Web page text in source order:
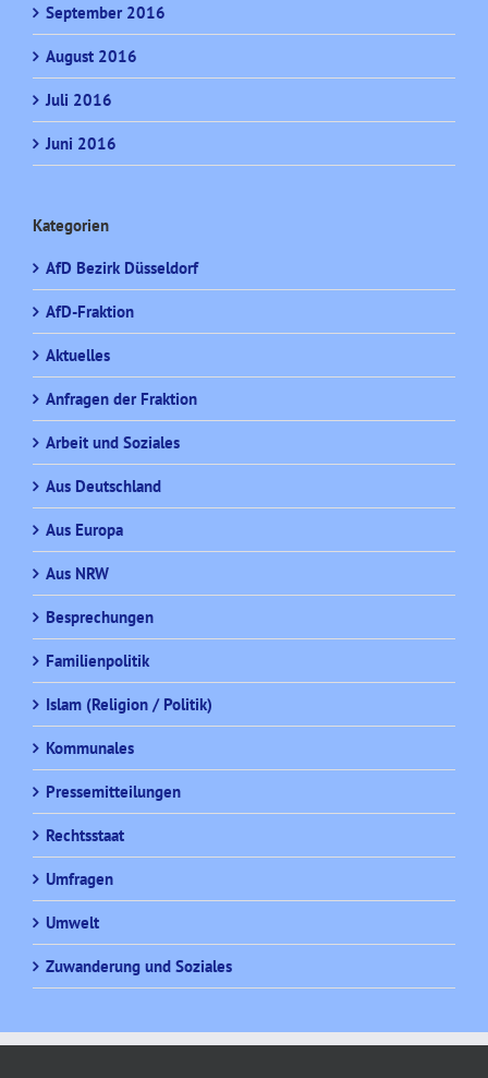
September 2016
August 2016
Juli 2016
Juni 2016
Kategorien
AfD Bezirk Düsseldorf
AfD-Fraktion
Aktuelles
Anfragen der Fraktion
Arbeit und Soziales
Aus Deutschland
Aus Europa
Aus NRW
Besprechungen
Familienpolitik
Islam (Religion / Politik)
Kommunales
Pressemitteilungen
Rechtsstaat
Umfragen
Umwelt
Zuwanderung und Soziales